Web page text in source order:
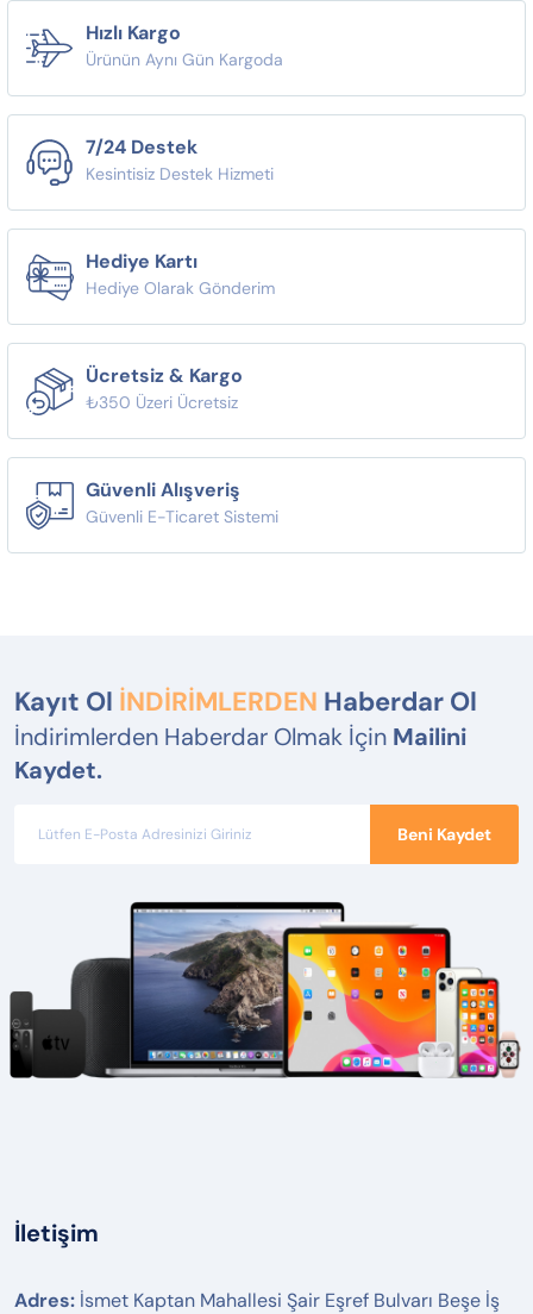
Hızlı Kargo
Ürünün Aynı Gün Kargoda
7/24 Destek
Kesintisiz Destek Hizmeti
Hediye Kartı
Hediye Olarak Gönderim
Ücretsiz & Kargo
₺350 Üzeri Ücretsiz
Güvenli Alışveriş
Güvenli E-Ticaret Sistemi
Kayıt Ol İNDİRİMLERDEN Haberdar Ol
İndirimlerden Haberdar Olmak İçin Mailini
Kaydet.
Beni Kaydet
İletişim
Adres: İsmet Kaptan Mahallesi Şair Eşref Bulvarı Beşe İş